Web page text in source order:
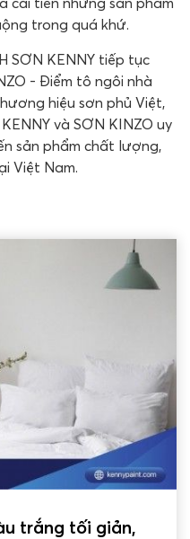
trong quá khứ.
SƠN KENNY tiếp tục
- Điểm tô ngôi nhà
hiệu sơn phủ Việt,
và SƠN KINZO uy
sản phẩm chất lượng,
Việt Nam.
trắng tối giản,